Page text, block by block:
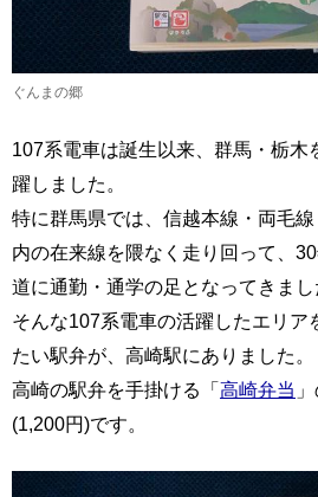
ぐんまの郷
107系電車は誕生以来、群馬・栃木
躍しました。
特に群馬県では、信越本線・両毛
内の在来線を隈なく走り回って、
道に通勤・通学の足となってきまし
そんな107系電車の活躍したエリア
たい駅弁が、高崎駅にありました。
高崎の駅弁を手掛ける「高崎弁当
(1,200円)です。